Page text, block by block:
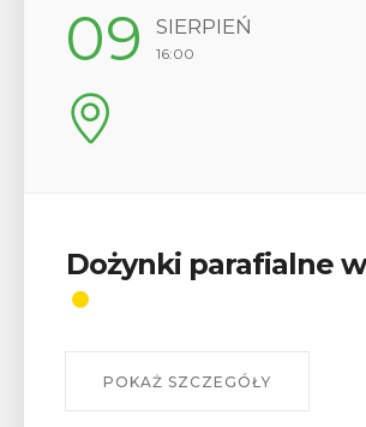
12 SIERPIEŃ
Wykład „Jak
W środę 12 sierpnia o